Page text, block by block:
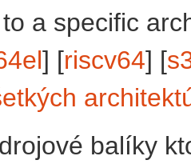
a specific
] [riscv64] [
balíky